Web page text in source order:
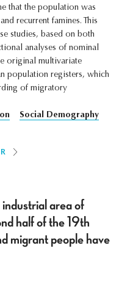
that the population was
recurrent famines. This
studies, based on both
analyses of nominal
original multivariate
population registers, which
of migratory
Social Demography
area of
half of the 19th
migrant people have